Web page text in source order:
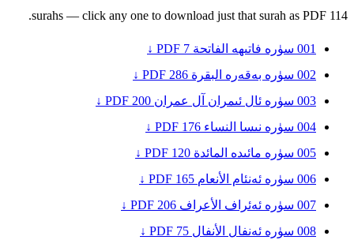
114 surahs — click any one to download just that surah as PDF.
001 سۈرە فاتىھە الفاتحة 7
PDF ↓
002 سۈرە بەقەرە البقرة 286
PDF ↓
003 سۈرە ئال ئىمران آل عمران 200
PDF ↓
004 سۈرە نىسا النساء 176
PDF ↓
005 سۈرە مائىدە المائدة 120
PDF ↓
006 سۈرە ئەنئام الأنعام 165
PDF ↓
007 سۈرە ئەئراف الأعراف 206
PDF ↓
008 سۈرە ئەنفال الأنفال 75
PDF ↓